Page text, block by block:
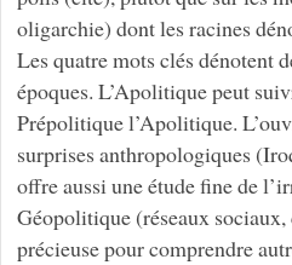
oligarchie) dont les racines
Les quatre mots clés dénotent
époques. L’Apolitique peut
Prépolitique l’Apolitique.
surprises anthropologiques
offre aussi une étude fine de
Géopolitique (réseaux
précieuse pour comprendre